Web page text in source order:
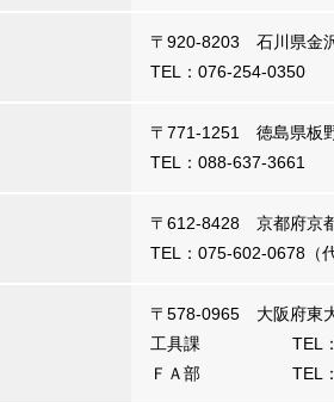
〒920-8203 石川県金
TEL：076-254-0350
〒771-1251 徳島県板
TEL：088-637-3661
〒612-8428 京都府京
TEL：075-602-0678（代
〒578-0965 大阪府東
工具課
TEL
ＦＡ部
TEL